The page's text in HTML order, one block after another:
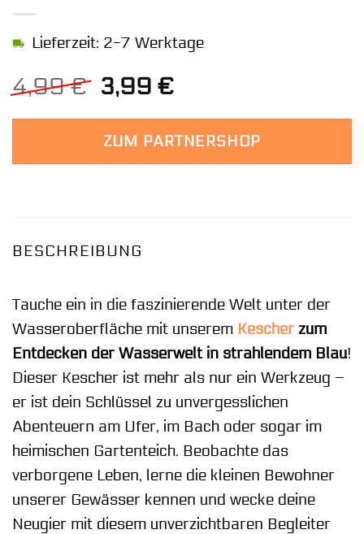
4,99€ Ursprünglicher
war:
4,99 €
3,99 €Aktueller
ist:
3,99 €.
Lieferzeit: 2-7 Werktage
ZUM PARTNERSHOP
BESCHREIBUNG
Tauche ein in die faszinierende Welt unter der
Wasseroberfläche mit unserem Kescherzum
Entdecken der Wasserwelt in strahlendem Blau!
Dieser Kescher ist mehr als nur ein Werkzeug –
er ist dein Schlüssel zu unvergesslichen
Abenteuern am Ufer, im Bach oder sogar im
heimischen Gartenteich. Beobachte das
verborgene Leben, lerne die kleinen Bewohner
unserer Gewässer kennen und wecke deine
Neugier mit diesem unverzichtbaren Begleiter